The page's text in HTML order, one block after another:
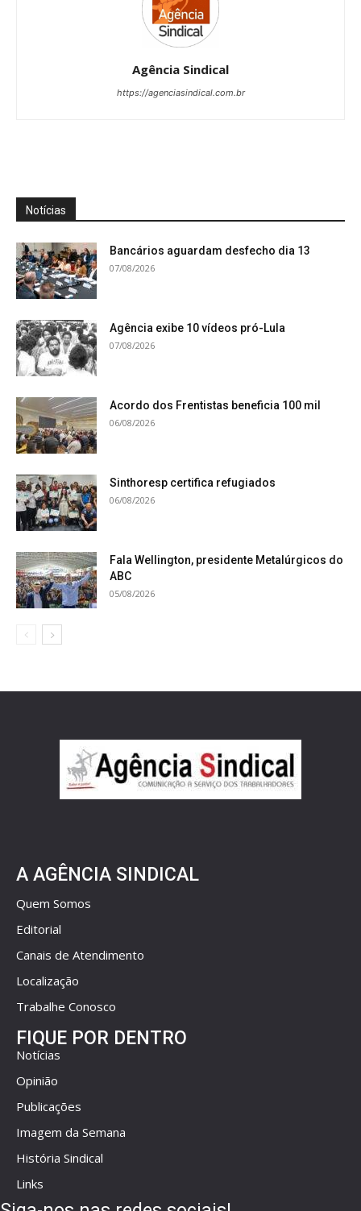
Agência Sindical
https://agenciasindical.com.br
Notícias
Bancários aguardam desfecho dia 13
07/08/2026
Agência exibe 10 vídeos pró-Lula
07/08/2026
Acordo dos Frentistas beneficia 100 mil
06/08/2026
Sinthoresp certifica refugiados
06/08/2026
Fala Wellington, presidente Metalúrgicos do
ABC
05/08/2026
A AGÊNCIA SINDICAL
Quem Somos
Editorial
Canais de Atendimento
Localização
Trabalhe Conosco
FIQUE POR DENTRO
Notícias
Opinião
Publicações
Imagem da Semana
História Sindical
Links